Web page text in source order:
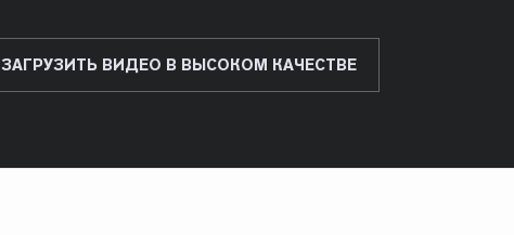
ЗАГРУЗИТЬ ВИДЕО В ВЫСОКОМ КАЧЕСТВЕ